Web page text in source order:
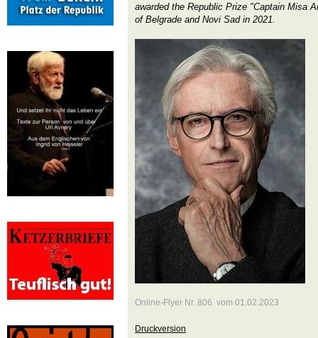
awarded the Republic Prize "Captain Misa
of Belgrade and Novi Sad in 2021.
Online-Flyer Nr. 806 vom 01.02.2023
Druckversion